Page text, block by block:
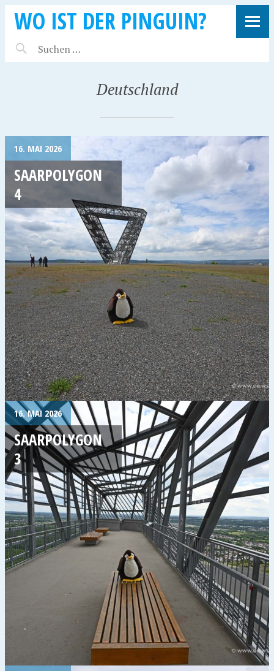
WO IST DER PINGUIN?
Deutschland
16. MAI 2026
SAARPOLYGON
4
16. MAI 2026
SAARPOLYGON
3